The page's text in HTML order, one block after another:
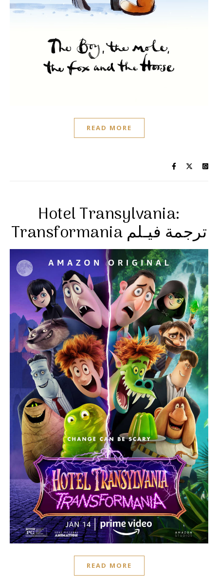
READ MORE
Hotel Transylvania:
Transformania ترجمة فيـلم
READ MORE